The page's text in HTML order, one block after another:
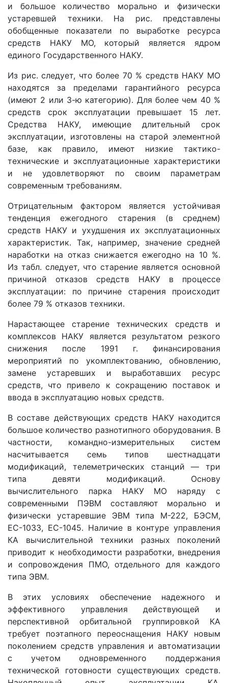
и большое количество морально и физически
устаревшей техники. На рис. представлены
обобщенные показатели по выработке ресурса
средств НАКУ МО, который является ядром
единого Государственного НАКУ.
Из рис. следует, что более 70 % средств НАКУ МО
находятся за пределами гарантийного ресурса
(имеют 2 или 3-ю категорию). Для более чем 40 %
средств срок эксплуатации превышает 15 лет.
Средства НАКУ, имеющие длительный срок
эксплуатации, изготовлены на старой элементной
базе, как правило, имеют низкие тактико-
технические и эксплуатационные характеристики
и не удовлетворяют по своим параметрам
современным требованиям.
Отрицательным фактором является устойчивая
тенденция ежегодного старения (в среднем)
средств НАКУ и ухудшения их эксплуатационных
характеристик. Так, например, значение средней
наработки на отказ снижается ежегодно на 10 %.
Из табл. следует, что старение является основной
причиной отказов средств НАКУ в процессе
эксплуатации: по причине старения происходит
более 79 % отказов техники.
Нарастающее старение технических средств и
комплексов НАКУ является результатом резкого
снижения после 1991 г. финансирования
мероприятий по укомплектованию, обновлению,
замене устаревших и выработавших ресурс
средств, что привело к сокращению поставок и
ввода в эксплуатацию новых средств.
В составе действующих средств НАКУ находится
большое количество разнотипного оборудования. В
частности, командно-измерительных систем
насчитывается семь типов шестнадцати
модификаций, телеметрических станций — три
типа девяти модификаций. Основу
вычислительного парка НАКУ МО наряду с
современными ПЭВМ составляют морально и
физически устаревшие ЭВМ типа М-222, БЭСМ,
ЕС-1033, ЕС-1045. Наличие в контуре управления
КА вычислительной техники разных поколений
приводит к необходимости разработки, внедрения
и сопровождения ПМО, отдельного для каждого
типа ЭВМ.
В этих условиях обеспечение надежного и
эффективного управления действующей и
перспективной орбитальной группировкой КА
требует поэтапного переоснащения НАКУ новым
поколением средств управления и автоматизации
с учетом одновременного поддержания
технической готовности существующих средств.